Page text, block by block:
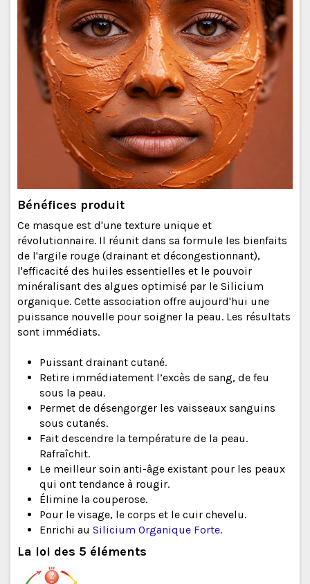
Bénéfices produit
Ce masque est d'une texture unique et
révolutionnaire. Il réunit dans sa formule les bienfaits
de l'argile rouge (drainant et décongestionnant),
l'efficacité des huiles essentielles et le pouvoir
minéralisant des algues optimisé par le Silicium
organique. Cette association offre aujourd'hui une
puissance nouvelle pour soigner la peau. Les résultats
sont immédiats.
Puissant drainant cutané.
Retire immédiatement l’excès de sang, de feu
sous la peau.
Permet de désengorger les vaisseaux sanguins
sous cutanés.
Fait descendre la température de la peau.
Rafraîchit.
Le meilleur soin anti-âge existant pour les peaux
qui ont tendance à rougir.
Élimine la couperose.
Pour le visage, le corps et le cuir chevelu.
Enrichi au Silicium Organique Forte.
La loi des 5 éléments